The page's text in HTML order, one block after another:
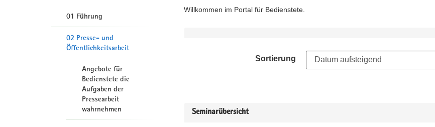
01 Führung
02 Presse- und
Öffentlichkeitsarbeit
Angebote für
Bedienstete die
Aufgaben der
Pressearbeit
wahrnehmen
Willkommen im Portal für Bedienstete.
Sortierung
Seminarübersicht